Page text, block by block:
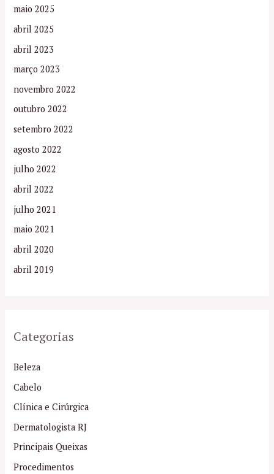
maio 2025
abril 2025
abril 2023
março 2023
novembro 2022
outubro 2022
setembro 2022
agosto 2022
julho 2022
abril 2022
julho 2021
maio 2021
abril 2020
abril 2019
Categorias
Beleza
Cabelo
Clínica e Cirúrgica
Dermatologista RJ
Principais Queixas
Procedimentos